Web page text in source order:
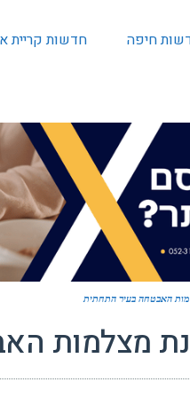
חיפה חדשות קריית
האבטחה בעיר התחתית
מצלמות